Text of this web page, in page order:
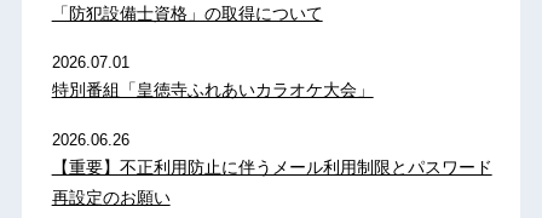
「防犯設備士資格」の取得について
2026.07.01
特別番組「皇徳寺ふれあいカラオケ大会」
2026.06.26
【重要】不正利用防止に伴うメール利用制限とパスワード
再設定のお願い